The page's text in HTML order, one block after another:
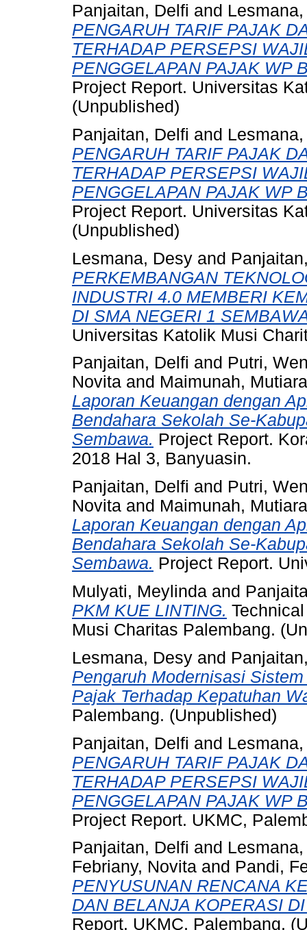
Panjaitan, Delfi and
PENGARUH TARIF PAJAK
TERHADAP PERSEPSI
PENGGELAPAN PAJAK WP
Project Report. Universitas
(Unpublished)
Panjaitan, Delfi and
PENGARUH TARIF PAJAK
TERHADAP PERSEPSI
PENGGELAPAN PAJAK WP
Project Report. Universitas
(Unpublished)
Lesmana, Desy and
PERKEMBANGAN
INDUSTRI 4.0 MEMBERI
DI SMA NEGERI 1
Universitas Katolik Musi
Panjaitan, Delfi and Putri,
Novita and Maimunah, Mutiara
Laporan Keuangan dengan
Bendahara Sekolah Se-
Sembawa. Project Report.
2018 Hal 3, Banyuasin.
Panjaitan, Delfi and Putri,
Novita and Maimunah, Mutiara
Laporan Keuangan dengan
Bendahara Sekolah Se-
Sembawa. Project Report.
Mulyati, Meylinda and
PKM KUE LINTING.
Musi Charitas Palembang.
Lesmana, Desy and
Pengaruh Modernisasi
Pajak Terhadap Kepatuhan
Palembang. (Unpublished)
Panjaitan, Delfi and
PENGARUH TARIF PAJAK
TERHADAP PERSEPSI
PENGGELAPAN PAJAK WP
Project Report. UKMC,
Panjaitan, Delfi and
Febriany, Novita and Pandi,
PENYUSUNAN RENCANA
DAN BELANJA KOPERASI
Report. UKMC, Palembang.